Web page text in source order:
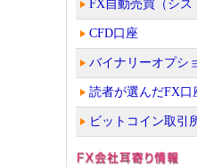
FX自動売買（シス
CFD口座
バイナリーオプシ
読者が選んだFX口
ビットコイン取引